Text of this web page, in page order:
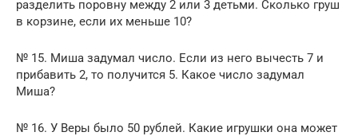
разделить поровну между 2 или 3 детьми. Сколько груш
в корзине, если их меньше 10?
№ 15. Миша задумал число. Если из него вычесть 7 и
прибавить 2, то получится 5. Какое число задумал
Миша?
№ 16. У Веры было 50 рублей. Какие игрушки она может